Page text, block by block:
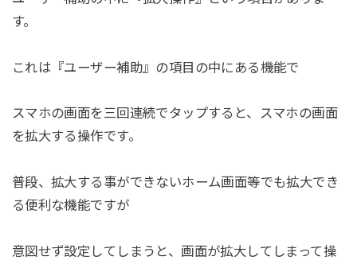
す。
これは『ユーザー補助』の項目の中にある機能で
スマホの画面を三回連続でタップすると、スマホの画面
を拡大する操作です。
普段、拡大する事ができないホーム画面等でも拡大でき
る便利な機能ですが
意図せず設定してしまうと、画面が拡大してしまって操